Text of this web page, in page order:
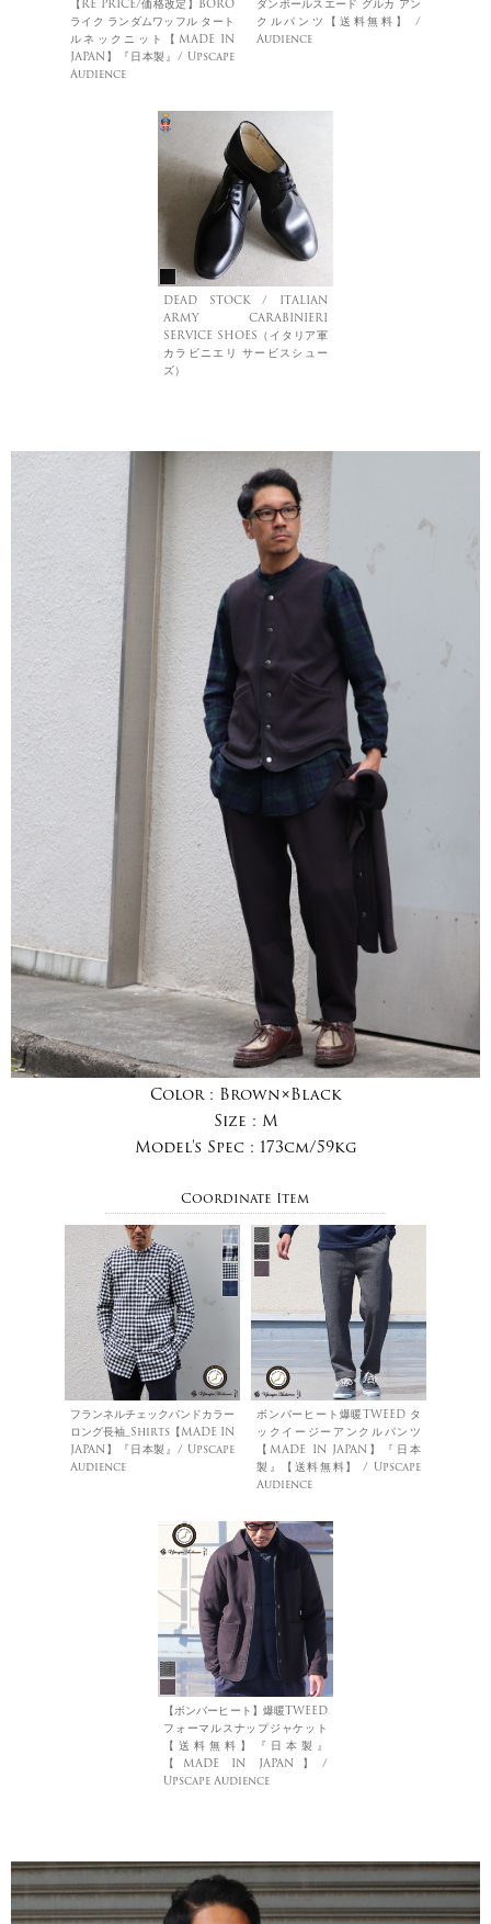
【RE PRICE/価格改定】BORO
ライク ランダムワッフル タート
ルネックニット【MADE IN
JAPAN】『日本製』/ Upscape
Audience
ダンボールスエード グルカ アン
クルパンツ【送料無料】 /
Audience
DEAD STOCK / ITALIAN
ARMY CARABINIERI
SERVICE SHOES（イタリア軍
カラビニエリ サービスシュー
ズ）
Color : Brown×Black
Size : M
Model's Spec : 173cm/59kg
Coordinate Item
フランネルチェックバンドカラー
ロング長袖_Shirts【MADE IN
JAPAN】『日本製』/ Upscape
Audience
ボンバーヒート爆暖TWEED タ
ックイージーアンクルパンツ
【MADE IN JAPAN】『日本
製』【送料無料】 / Upscape
Audience
【ボンバーヒート】爆暖TWEED
フォーマルスナップジャケット
【送料無料】『日本製』
【MADE IN JAPAN】/
Upscape Audience